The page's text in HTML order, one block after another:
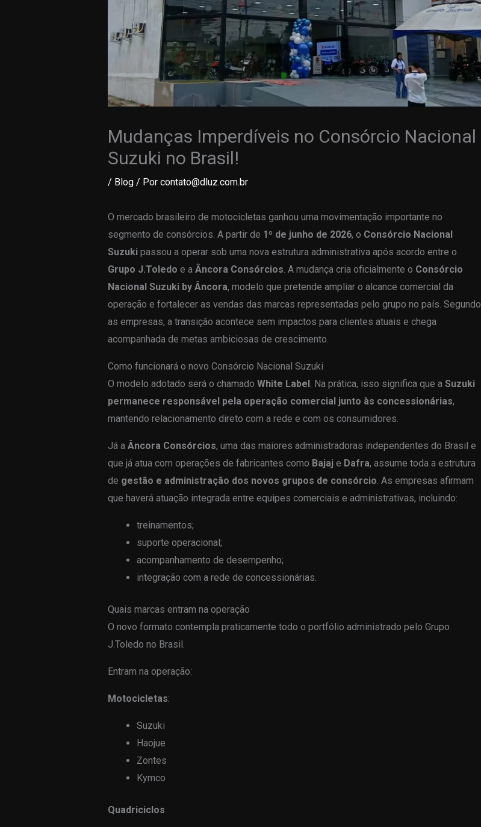
Mudanças Imperdíveis no Consórcio Nacional
Suzuki no Brasil!
/ Blog/ Por contato@dluz.com.br
O mercado brasileiro de motocicletas ganhou uma movimentação importante no
segmento de consórcios. A partir de 1º de junho de 2026, o Consórcio Nacional
Suzukipassou a operar sob uma nova estrutura administrativa após acordo entre o
Grupo J.Toledo e a Âncora Consórcios. A mudança cria oficialmente o Consórcio
Nacional Suzuki by Âncora, modelo que pretende ampliar o alcance comercial da
operação e fortalecer as vendas das marcas representadas pelo grupo no país. Segundo
as empresas, a transição acontece sem impactos para clientes atuais e chega
acompanhada de metas ambiciosas de crescimento.
Como funcionará o novo Consórcio Nacional Suzuki
O modelo adotado será o chamado White Label. Na prática, isso significa que a Suzuki
permanece responsável pela operação comercial junto às concessionárias,
mantendo relacionamento direto com a rede e com os consumidores.
Já a Âncora Consórcios, uma das maiores administradoras independentes do Brasil e
que já atua com operações de fabricantes como Bajaje Dafra, assume toda a estrutura
de gestão e administração dos novos grupos de consórcio. As empresas afirmam
que haverá atuação integrada entre equipes comerciais e administrativas, incluindo:
treinamentos;
suporte operacional;
acompanhamento de desempenho;
integração com a rede de concessionárias.
Quais marcas entram na operação
O novo formato contempla praticamente todo o portfólio administrado pelo Grupo
J.Toledo no Brasil.
Entram na operação:
Motocicletas:
Suzuki
Haojue
Zontes
Kymco
Quadriciclos